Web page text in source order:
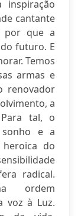
inspiração
cantante
por que a
futuro. E
Temos
armas e
renovador
a
tal, o
e a
do
radical.
ordem
voz à Luz.